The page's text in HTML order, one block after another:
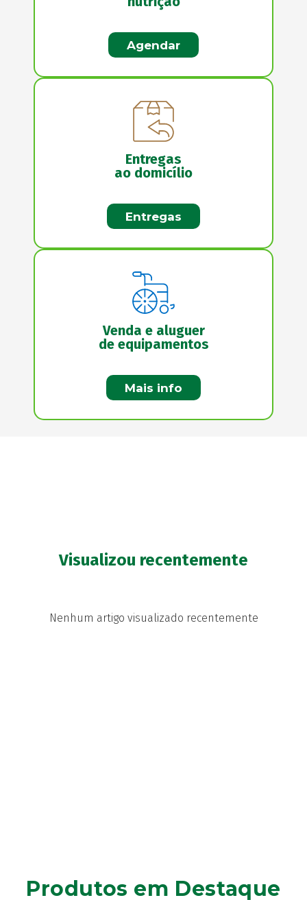
Agendar
Entregas
ao domicílio
Entregas
Venda e aluguer
de equipamentos
Mais info
Visualizou recentemente
Nenhum artigo visualizado recentemente
Produtos em Destaque